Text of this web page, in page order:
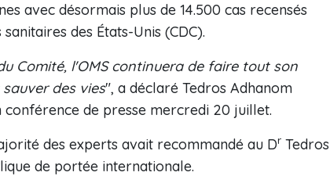
avec désormais plus de 14.500 cas recensés
des États-Unis (CDC).
Comité, l'OMS continuera de faire tout son
des vies", a déclaré Tedros Adhanom
de presse mercredi 20 juillet.
des experts avait recommandé au Dr Tedros
de portée internationale.